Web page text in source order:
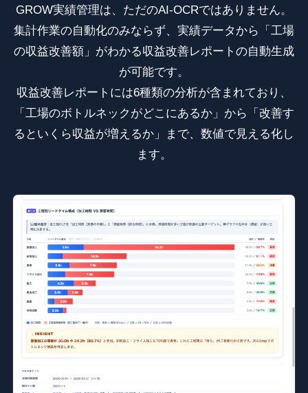
GROW実績管理は、ただのAI-OCRではありません。
集計作業の自動化のみならず、実績データから「工場
の収益改善額」がわかる収益改善レポートの自動生成
が可能です。
収益改善レポートには6種類の分析が含まれており、
「工場のボトルネックがどこにあるか」から「改善す
るといくら収益が増えるか」まで、数値で見える化し
ます。